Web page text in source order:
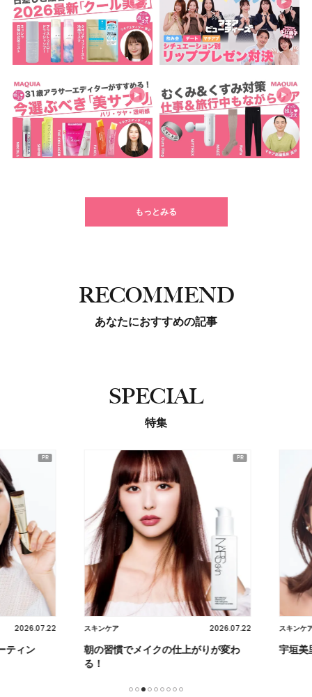
もっとみる
RECOMMEND
あなたにおすすめの記事
SPECIAL
特集
2026.07.22
ィン
スキンケア 2026.07.22
朝の習慣でメイクの仕上がりが変わ
る！
スキンケア
宇垣美